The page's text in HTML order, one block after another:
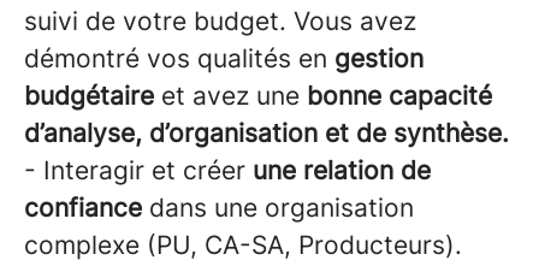
suivi de votre budget. Vous avez
démontré vos qualités en gestion
budgétaire et avez une bonne capacité
d’analyse, d’organisation et de synthèse.
- Interagir et créer une relation de
confiance dans une organisation
complexe (PU, CA-SA, Producteurs).